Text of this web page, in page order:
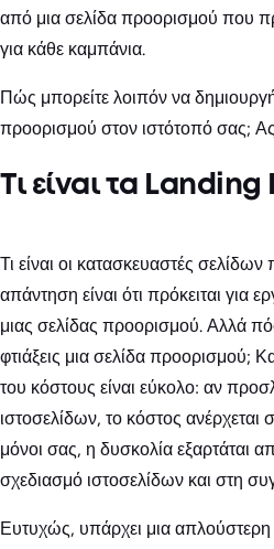
από μια σελίδα προορισμού που
για κάθε καμπάνια.
Πώς μπορείτε λοιπόν να
προορισμού στον ιστότοπό σας; Ας
Τι είναι τα
Τι είναι οι κατασκευαστές
απάντηση είναι ότι πρόκειται για
μιας σελίδας προορισμού. Αλλά
φτιάξεις μια σελίδα προορισμού;
του κόστους είναι εύκολο: αν
ιστοσελίδων, το κόστος ανέρχεται
μόνοι σας, η δυσκολία εξαρτάται
σχεδιασμό ιστοσελίδων και στη
Ευτυχώς, υπάρχει μια